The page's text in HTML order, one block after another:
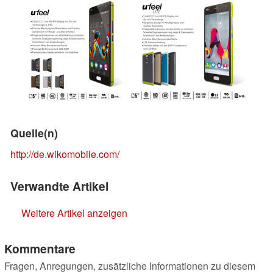
Quelle(n)
http://de.wikomobile.com/
Verwandte Artikel
Weitere Artikel anzeigen
Kommentare
Fragen, Anregungen, zusätzliche Informationen zu diesem